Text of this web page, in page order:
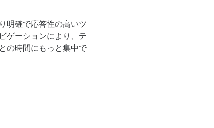
明確で応答性の高いツ
ゲーションにより、テ
の時間にもっと集中で